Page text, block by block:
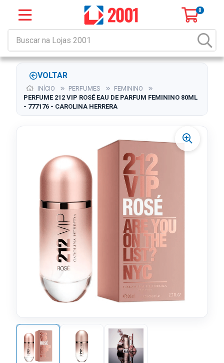
0
VOLTAR
INÍCIO PERFUMES
FEMININO
PERFUME 212 VIP ROSÉ EAU DE PARFUM FEMININO 80ML
- 777176 - CAROLINA HERRERA